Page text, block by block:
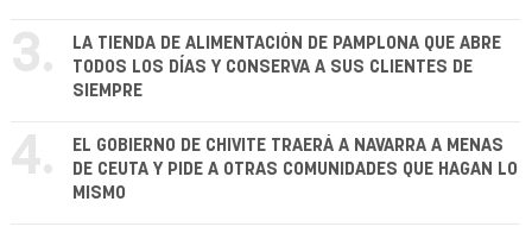
3.
LA TIENDA DE ALIMENTACIÓN DE PAMPLONA QUE ABRE
TODOS LOS DÍAS Y CONSERVA A SUS CLIENTES DE
SIEMPRE
4.
EL GOBIERNO DE CHIVITE TRAERÁ A NAVARRA A MENAS
DE CEUTA Y PIDE A OTRAS COMUNIDADES QUE HAGAN LO
MISMO